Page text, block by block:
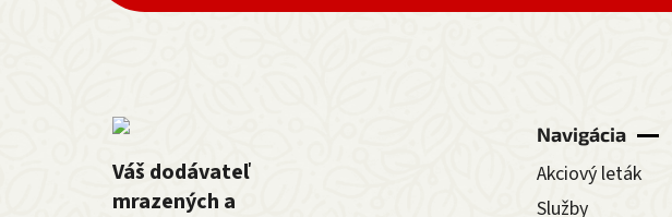
Váš dodávateľ
mrazených a
Navigácia
Akciový leták
Služby